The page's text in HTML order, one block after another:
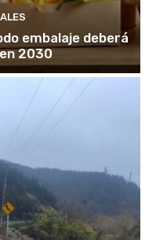
embalaje deberá
2030